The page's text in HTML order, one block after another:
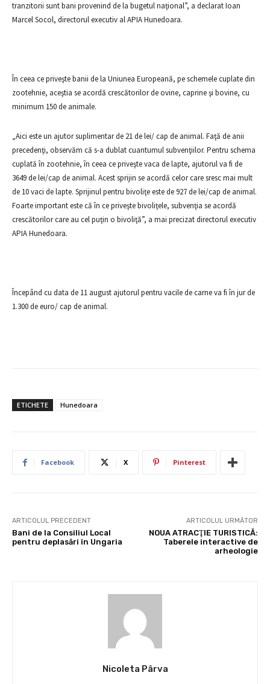
tranzitorii sunt bani provenind de la bugetul naţional”, a declarat Ioan
Marcel Socol, directorul executiv al APIA Hunedoara.
În ceea ce priveşte banii de la Uniunea Europeană, pe schemele cuplate din
zootehnie, aceştia se acordă crescătorilor de ovine, caprine şi bovine, cu
minimum 150 de animale.
„Aici este un ajutor suplimentar de 21 de lei/ cap de animal. Faţă de anii
precedenţi, observăm că s-a dublat cuantumul subvenţiilor. Pentru schema
cuplată în zootehnie, în ceea ce priveşte vaca de lapte, ajutorul va fi de
3649 de lei/cap de animal. Acest sprijin se acordă celor care sresc mai mult
de 10 vaci de lapte. Sprijinul pentru bivoliţe este de 927 de lei/cap de animal.
Foarte important este că în ce priveşte bivoliţele, subvenţia se acordă
crescătorilor care au cel puţin o bivoliţă”, a mai precizat directorul executiv
APIA Hunedoara.
Începând cu data de 11 august ajutorul pentru vacile de carne va fi în jur de
1.300 de euro/ cap de animal.
ETICHETE Hunedoara
Facebook X Pinterest
ARTICOLUL PRECEDENT
Bani de la Consiliul Local
pentru deplasări în Ungaria
ARTICOLUL URMĂTOR
NOUA ATRACŢIE TURISTICĂ:
Taberele interactive de
arheologie
Nicoleta Pârva